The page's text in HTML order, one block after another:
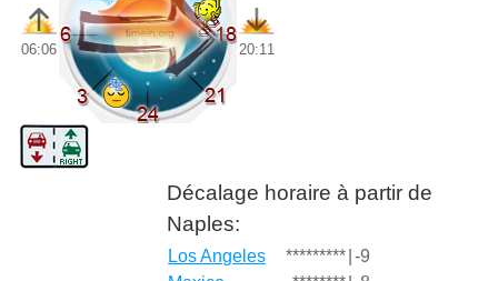
06:06 20:11
Décalage horaire à partir de
Naples:
Los Angeles ********* -9